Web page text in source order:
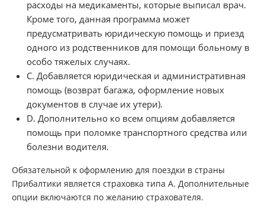
расходы на медикаменты, которые выписал врач.
Кроме того, данная программа может
предусматривать юридическую помощь и приезд
одного из родственников для помощи больному в
особо тяжелых случаях.
С. Добавляется юридическая и административная
помощь (возврат багажа, оформление новых
документов в случае их утери).
D. Дополнительно ко всем опциям добавляется
помощь при поломке транспортного средства или
болезни водителя.
Обязательной к оформлению для поездки в страны
Прибалтики является страховка типа А. Дополнительные
опции включаются по желанию страхователя.